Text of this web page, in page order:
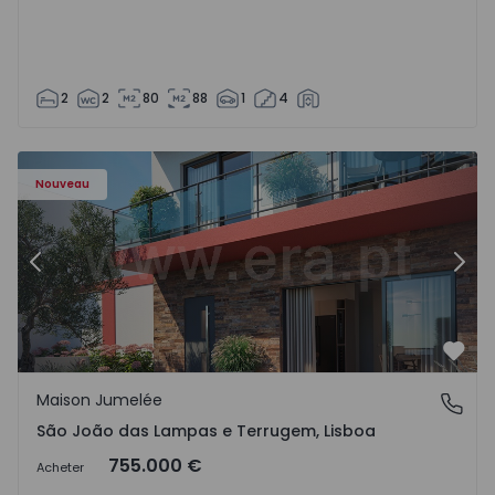
2 2 80 88 1 4
Nouveau
Précédent
São João das Lampas e Terrugem, Lisboa
Maison Jumelée
São João das Lampas e Terrugem, Lisboa
Acheter 755.000 €